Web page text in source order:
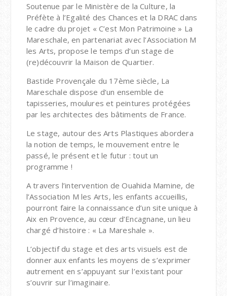
Soutenue par le Ministère de la Culture, la
Préfète à l’Egalité des Chances et la DRAC dans
le cadre du projet « C’est Mon Patrimoine » La
Mareschale, en partenariat avec l’Association M
les Arts, propose le temps d’un stage de
(re)découvrir la Maison de Quartier.
Bastide Provençale du 17ème siècle, La
Mareschale dispose d’un ensemble de
tapisseries, moulures et peintures protégées
par les architectes des bâtiments de France.
Le stage, autour des Arts Plastiques abordera
la notion de temps, le mouvement entre le
passé, le présent et le futur : tout un
programme !
A travers l’intervention de Ouahida Mamine, de
l’Association M les Arts, les enfants accueillis,
pourront faire la connaissance d’un site unique à
Aix en Provence, au cœur d’Encagnane, un lieu
chargé d’histoire : « La Mareshale ».
L’objectif du stage et des arts visuels est de
donner aux enfants les moyens de s’exprimer
autrement en s’appuyant sur l’existant pour
s’ouvrir sur l’imaginaire.